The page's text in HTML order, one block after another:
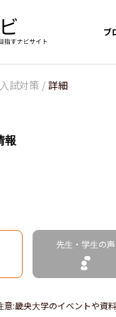
ブ
入試対策 / 詳細
報
先生・学生の声
意:畿央大学のイベントや資